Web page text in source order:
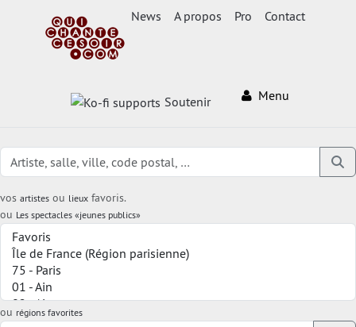
News A propos Pro Contact
Soutenir Menu
vos artistes ou lieux favoris.
ou Les spectacles «jeunes publics»
ou régions favorites